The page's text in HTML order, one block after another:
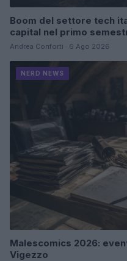
Boom del settore tech
capital nel primo
Andrea Conforti · 6 Ago 2026
NERD NEWS
Malescomics 2026:
Vigezzo